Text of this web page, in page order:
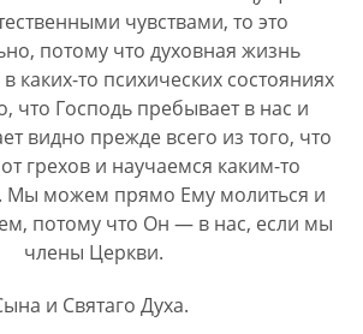
чувствами, то это
потому что духовная жизнь
каких-то психических состояниях
что Господь пребывает в нас и
видно прежде всего из того, что
грехов и научаемся каким-то
Мы можем прямо Ему молиться и
потому что Он — в нас, если мы
члены Церкви.
и Святаго Духа.